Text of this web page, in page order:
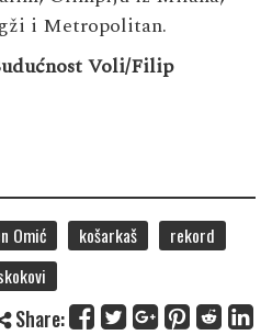
i Metropolitan.
Voli/Filip
Omić košarkaš
rekord
Share: